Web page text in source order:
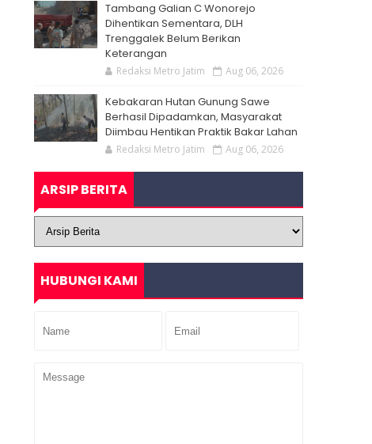
Tambang Galian C Wonorejo
Dihentikan Sementara, DLH
Trenggalek Belum Berikan
Keterangan
Redaksi Metro Jatim Aug 06, 2026
Kebakaran Hutan Gunung Sawe
Berhasil Dipadamkan, Masyarakat
Diimbau Hentikan Praktik Bakar Lahan
Redaksi Metro Jatim Aug 06, 2026
ARSIP BERITA
HUBUNGI KAMI